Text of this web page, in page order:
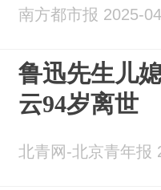
南方都市报 2025-
鲁迅先生儿
云94岁离世
北青网-北京青年报